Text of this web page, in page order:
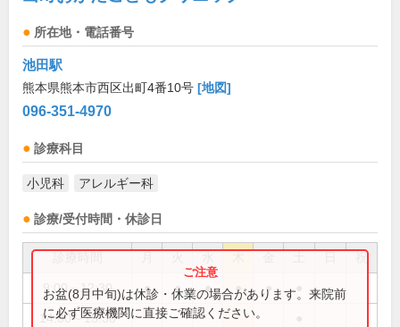
所在地・電話番号
池田駅
熊本県熊本市西区出町4番10号 [地図]
096-351-4970
診療科目
小児科 アレルギー科
診療/受付時間・休診日
祝
9:00～12:30 ● ● ● ● ●
14:00～15:30
お盆(8月中旬)は休診・休業の場合があります。来院前
に必ず医療機関に直接ご確認ください。